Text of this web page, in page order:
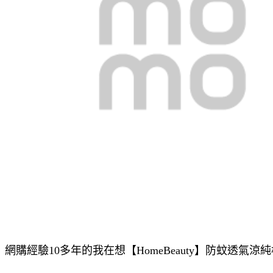
網購經驗10多年的我在想【HomeBeauty】防蚊透氣涼